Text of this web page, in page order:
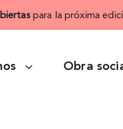
para la próxima
Obra